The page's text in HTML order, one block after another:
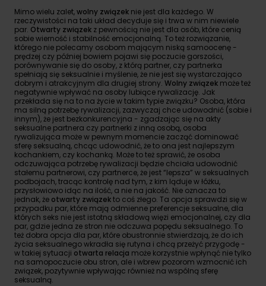
Mimo wielu zalet,wolny związek nie jest dla każdego. W
rzeczywistości na taki układ decyduje się i trwa w nim niewiele
par. Otwarty związek z pewnością nie jest dla osób, które cenią
sobie wierność i stabilność emocjonalną. To też rozwiązanie,
którego nie polecamy osobom mającym niską samoocenę -
prędzej czy później bowiem pojawi się poczucie gorszości,
porównywanie się do osoby, z którą partner, czy partnerka
spełniają się seksualnie i myślenie, że nie jest się wystarczająco
dobrym i atrakcyjnym dla drugiej strony. Wolny związek może też
negatywnie wpływać na osoby lubiące rywalizację. Jak
przekłada się na to na życie w takim typie związku? Osoba, która
ma silną potrzebę rywalizacji, zazwyczaj chce udowodnić (sobie i
innym), że jest bezkonkurencyjna - zgadzając się na akty
seksualne partnera czy partnerki z inną osobą, osoba
rywalizująca może w pewnym momencie zacząć dominować
sferę seksualną, chcąc udowodnić, że to ona jest najlepszym
kochankiem, czy kochanką. Może to też sprawić, że osoba
odczuwająca potrzebę rywalizacji będzie chciała udowodnić
stałemu partnerowi, czy partnerce, że jest “lepsza” w seksualnych
podbojach, tracąc kontrolę nad tym, z kim ląduje w łóżku,
przysłowiowo idąc na ilość, a nie na jakość. Nie oznacza to
jednak, że otwarty związekto coś złego. Ta opcja sprawdzi się w
przypadku par, które mają odmienne preferencje seksualne, dla
których seks nie jest istotną składową więzi emocjonalnej, czy dla
par, gdzie jedna ze stron nie odczuwa popędu seksualnego. To
też dobra opcja dla par, które obustronnie stwierdzają, że do ich
życia seksualnego wkradła się rutyna i chcą przeżyć przygodę -
w takiej sytuacji otwarta relacja może korzystnie wpłynąć nie tylko
na samopoczucie obu stron, ale i wbrew pozorom wzmocnić ich
związek, pozytywnie wpływając również na wspólną sferę
seksualną.